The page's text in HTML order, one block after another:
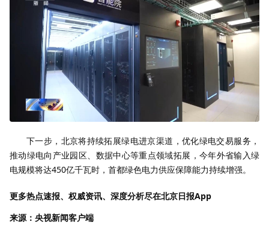
下一步，北京将持续拓展绿电进京渠道，优化绿电交易服务，
推动绿电向产业园区、数据中心等重点领域拓展，今年外省输入绿
电规模将达450亿千瓦时，首都绿色电力供应保障能力持续增强。
更多热点速报、权威资讯、深度分析尽在北京日报App
来源：央视新闻客户端